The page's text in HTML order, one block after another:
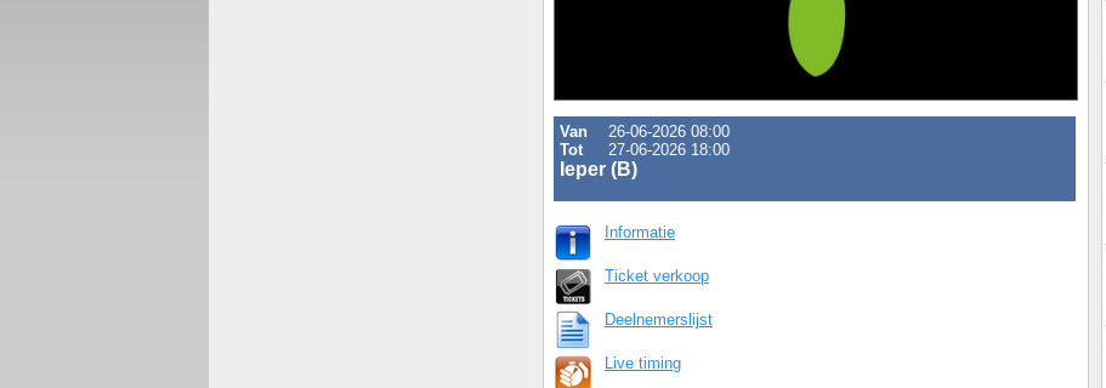
Van
26-06-2026 08:00
Tot
27-06-2026 18:00
Ieper (B)
Informatie
Ticket verkoop
Deelnemerslijst
Live timing